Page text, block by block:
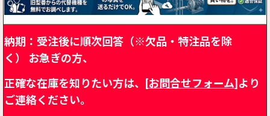
納期：受注後に順次回答（※欠品・特注品を除
く）
お急ぎの方、
正確な在庫を知りたい方は、[お問合せフォーム]より
ご連絡ください。